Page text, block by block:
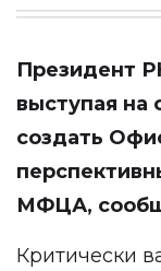
Президент
выступая на
создать
МФЦА,
Критически